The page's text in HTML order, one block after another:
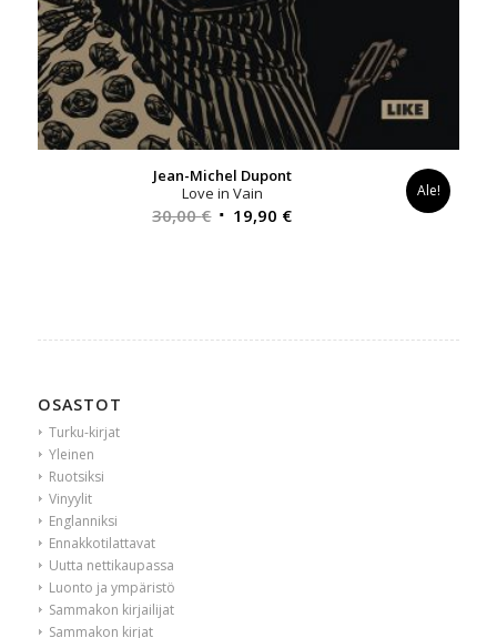
Jean-Michel Dupont
Love in Vain
30,00€ Alkuperäinen
19,90 €Nykyinen
Ale!
OSASTOT
Turku-kirjat
Yleinen
Ruotsiksi
Vinyylit
Englanniksi
Ennakkotilattavat
Uutta nettikaupassa
Luonto ja ympäristö
Sammakon kirjailijat
Sammakon kirjat